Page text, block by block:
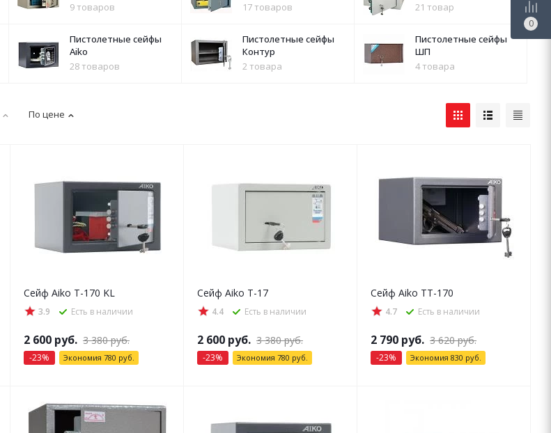
9 товаров
17 товаров
21 товар
Пистолетные сейфы
Aiko
28 товаров
Пистолетные сейфы
Контур
2 товара
Пистолетные сейфы
ШП
4 товара
По цене
Сейф Aiko T-170 KL
3.9 Есть в наличии
2 600 руб. 3 380руб.
-23% Экономия 780 руб.
Сейф Aiko T-17
4.4 Есть в наличии
2 600 руб. 3 380руб.
-23% Экономия 780 руб.
Сейф Aiko ТТ-170
4.7 Есть в наличии
2 790 руб. 3 620руб.
-23% Экономия 830 руб.
0